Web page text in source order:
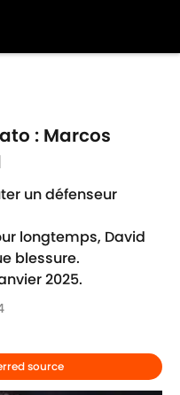
: Marcos
un défenseur
longtemps, David
blessure.
2025.
source